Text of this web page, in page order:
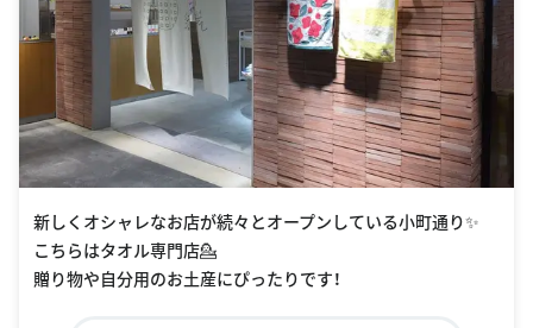
新しくオシャレなお店が続々とオープンしている小町通り✨
こちらはタオル専門店💁
贈り物や自分用のお土産にぴったりです！